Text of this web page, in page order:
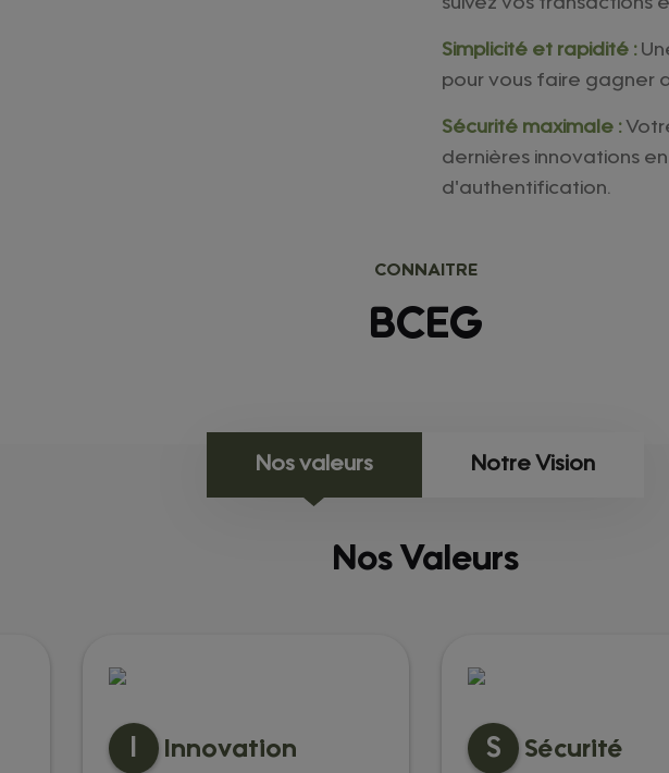
suivez vos transactions
Simplicité et rapidité :
pour vous faire gagner
Sécurité maximale :
dernières innovations
d'authentification.
CONNAITRE
BCEG
Nos valeurs Notre Vision
Nos Valeurs
I Innovation S Sécurité